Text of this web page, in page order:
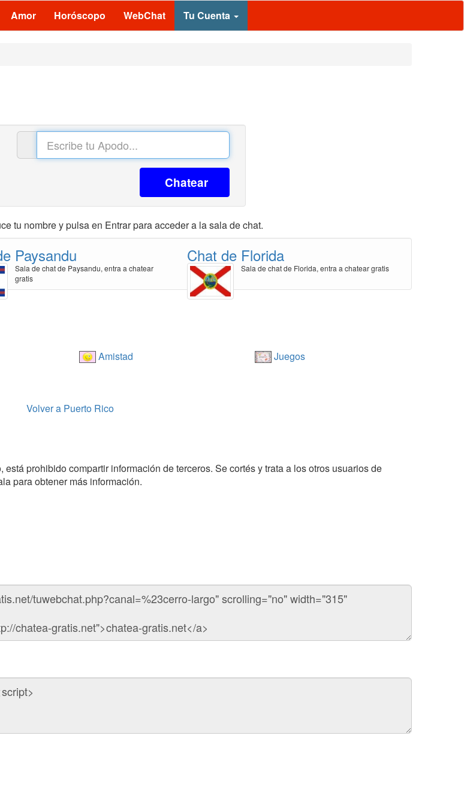
Amor Horóscopo WebChat Tu Cuenta
Chatear
tu nombre y pulsa en Entrar para acceder a la sala de chat.
Paysandu
Sala de chat de Paysandu, entra a chatear
gratis
Chat de Florida
Sala de chat de Florida, entra a chatear gratis
Amistad
Juegos
Volver a Puerto Rico
prohibido compartir información de terceros. Se cortés y trata a los otros usuarios de
para obtener más información.